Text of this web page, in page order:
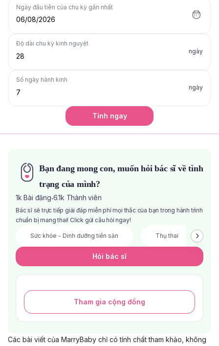
Ngày đầu tiên của chu kỳ gần nhất
06/08/2026
Độ dài chu kỳ kinh nguyệt
ngày
Số ngày hành kinh
ngày
Tính ngay
Bạn đang mong con, muốn hỏi bác sĩ về tình
trạng của mình?
1k Bài đăng·6.1k Thành viên
Bác sĩ sẽ trực tiếp giải đáp miễn phí mọi thắc của bạn trong hành trình
chuẩn bị mang thai! Click gửi câu hỏi ngay!
Sức khỏe - Dinh dưỡng tiền sản Thụ thai
Hỏi bác sĩ
Tham gia cộng đồng
Các bài viết của MarryBaby chỉ có tính chất tham khảo, không